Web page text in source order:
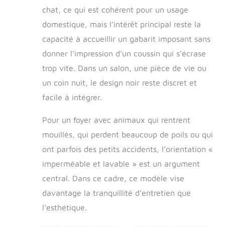
offrant aux
animaux une
variété de
positions
se blottir. Le
traversin est
profondément
animal de
compagnie pour
réparateur.
L'entrée abaissée
du canapé protège
l'animal et
chat, ce qui est cohérent pour un usage
domestique, mais l’intérêt principal reste la
capacité à accueillir un gabarit imposant sans
donner l’impression d’un coussin qui s’écrase
trop vite. Dans un salon, une pièce de vie ou
un coin nuit, le design noir reste discret et
facile à intégrer.
Pour un foyer avec animaux qui rentrent
mouillés, qui perdent beaucoup de poils ou qui
ont parfois des petits accidents, l’orientation «
imperméable et lavable » est un argument
central. Dans ce cadre, ce modèle vise
davantage la tranquillité d’entretien que
l’esthétique.